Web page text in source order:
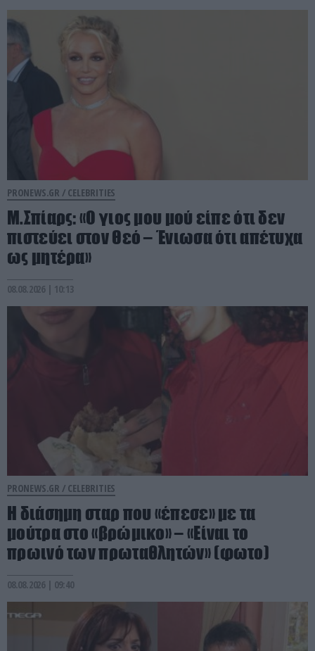
PRONEWS.GR / CELEBRITIES
Μ.Σπίαρς: «Ο γιος μου μού είπε ότι δεν
πιστεύει στον Θεό – Ένιωσα ότι απέτυχα
ως μητέρα»
08.08.2026 | 10:13
PRONEWS.GR / CELEBRITIES
Η διάσημη σταρ που «έπεσε» με τα
μούτρα στο «βρώμικο» – «Είναι το
πρωινό των πρωταθλητών» (φωτο)
08.08.2026 | 09:40